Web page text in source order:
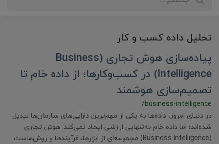
تحلیل داده کسب و کار
پیاده‌سازی هوش تجاری (Business
Intelligence) در کسب‌وکارها؛ از داده خام تا
تصمیم‌سازی هوشمند
/business-intelligence
در دنیای امروز، داده‌ها به یکی از مهم‌ترین دارایی‌های سازمان‌ها تبدیل
شده‌اند؛ اما داده خام به‌تنهایی ارزشی ایجاد نمی‌کند. هوش تجاری
(Business Intelligence) مجموعه‌ای از ابزارها، فرآیندها و روش‌هاست